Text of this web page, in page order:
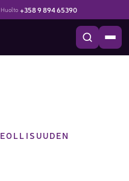
Huolto +358 9 894 65390